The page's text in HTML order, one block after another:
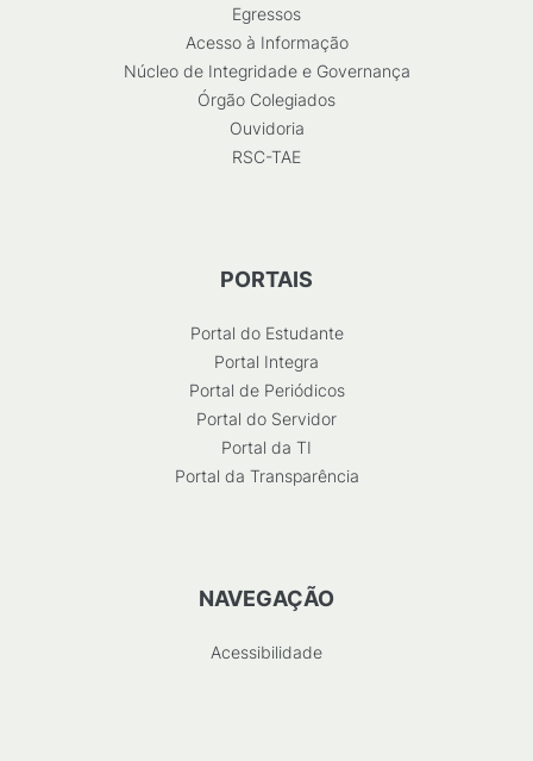
Egressos
Acesso à Informação
Núcleo de Integridade e Governança
Órgão Colegiados
Ouvidoria
RSC-TAE
PORTAIS
Portal do Estudante
Portal Integra
Portal de Periódicos
Portal do Servidor
Portal da TI
Portal da Transparência
NAVEGAÇÃO
Acessibilidade